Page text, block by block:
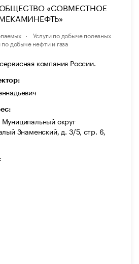
«СОВМЕСТНОЕ
Услуги по добыче полезных
по добыче нефти и газа
компания России.
Муниципальный округ
Знаменский, д. 3/5, стр. 6,